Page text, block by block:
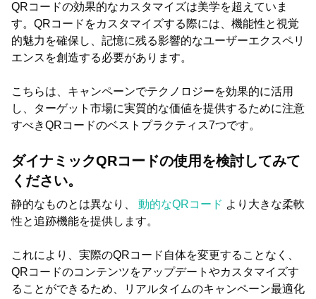
QRコードの効果的なカスタマイズは美学を超えていま
す。QRコードをカスタマイズする際には、機能性と視覚
的魅力を確保し、記憶に残る影響的なユーザーエクスペリ
エンスを創造する必要があります。
こちらは、キャンペーンでテクノロジーを効果的に活用
し、ターゲット市場に実質的な価値を提供するために注意
すべきQRコードのベストプラクティス7つです。
ダイナミックQRコードの使用を検討してみて
ください。
静的なものとは異なり、 動的なQRコード より大きな柔軟
性と追跡機能を提供します。
これにより、実際のQRコード自体を変更することなく、
QRコードのコンテンツをアップデートやカスタマイズす
ることができるため、リアルタイムのキャンペーン最適化